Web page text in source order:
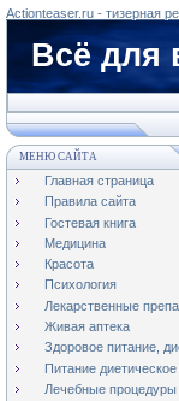
Actionteaser.ru - тизерная
Всё для
МЕНЮ САЙТА
Главная страница
Правила сайта
Гостевая книга
Медицина
Красота
Психология
Лекарственные
Живая аптека
Здоровое питание,
Питание диетическое
Лечебные процедуры